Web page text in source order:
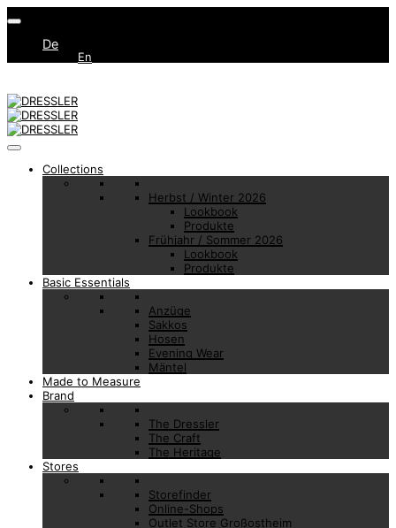
De
En
Collections
Herbst / Winter 2026
Lookbook
Produkte
Frühjahr / Sommer 2026
Lookbook
Produkte
Basic Essentials
Anzüge
Sakkos
Hosen
Evening Wear
Mäntel
Made to Measure
Brand
The Dressler
The Craft
The Heritage
Stores
Storefinder
Online-Shops
Outlet Store Großostheim